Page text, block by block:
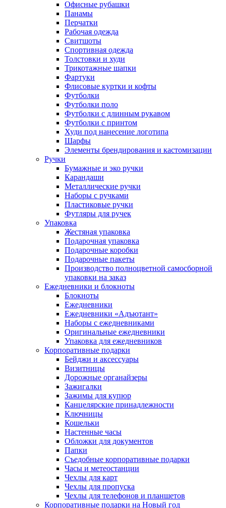
Офисные рубашки
Панамы
Перчатки
Рабочая одежда
Свитшоты
Спортивная одежда
Толстовки и худи
Трикотажные шапки
Фартуки
Флисовые куртки и кофты
Футболки
Футболки поло
Футболки с длинным рукавом
Футболки с принтом
Худи под нанесение логотипа
Шарфы
Элементы брендирования и кастомизации
Ручки
Бумажные и эко ручки
Карандаши
Металлические ручки
Наборы с ручками
Пластиковые ручки
Футляры для ручек
Упаковка
Жестяная упаковка
Подарочная упаковка
Подарочные коробки
Подарочные пакеты
Производство полноцветной самосборной
упаковки на заказ
Ежедневники и блокноты
Блокноты
Ежедневники
Ежедневники «Адъютант»
Наборы с ежедневниками
Оригинальные ежедневники
Упаковка для ежедневников
Корпоративные подарки
Бейджи и аксессуары
Визитницы
Дорожные органайзеры
Зажигалки
Зажимы для купюр
Канцелярские принадлежности
Ключницы
Кошельки
Настенные часы
Обложки для документов
Папки
Съедобные корпоративные подарки
Часы и метеостанции
Чехлы для карт
Чехлы для пропуска
Чехлы для телефонов и планшетов
Корпоративные подарки на Новый год